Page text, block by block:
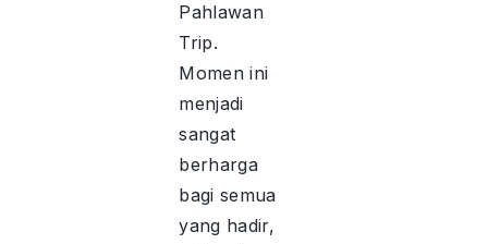
Pahlawan
Trip.
Momen ini
menjadi
sangat
berharga
bagi semua
yang hadir,